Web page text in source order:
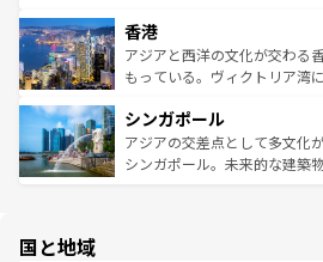
とつ。フォーやバインミー、
ひ現地で味わいたい。どの地
が旅行者を迎えてくれるので
参照してほしい。
の活気が交差している。北部
帯で自然と触れ合い、南部で
いビーチでリゾート気分を楽
激する。気候は一年中温暖で
が待っている。親しみやすい
た文化、そして多様な観光資
香港
アジアと西洋の文化が交わる
もっている。ヴィクトリア湾
み、どこを訪れても感動する
ており、効率よく見どころを
うな絶景から文化的な体験ま
シンガポール
アジアの交差点として多文化
シンガポール。未来的な建築
国と地域